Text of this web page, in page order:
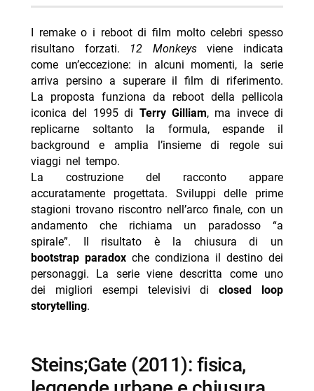
I remake o i reboot di film molto celebri spesso
risultano forzati. 12 Monkeysviene indicata
come un’eccezione: in alcuni momenti, la serie
arriva persino a superare il film di riferimento.
La proposta funziona da reboot della pellicola
iconica del 1995 di Terry Gilliam, ma invece di
replicarne soltanto la formula, espande il
background e amplia l’insieme di regole sui
viaggi nel tempo.
La costruzione del racconto appare
accuratamente progettata. Sviluppi delle prime
stagioni trovano riscontro nell’arco finale, con un
andamento che richiama un paradosso “a
spirale”. Il risultato è la chiusura di un
bootstrap paradoxche condiziona il destino dei
personaggi. La serie viene descritta come uno
dei migliori esempi televisivi diclosed loop
storytelling.
Steins;Gate (2011): fisica,